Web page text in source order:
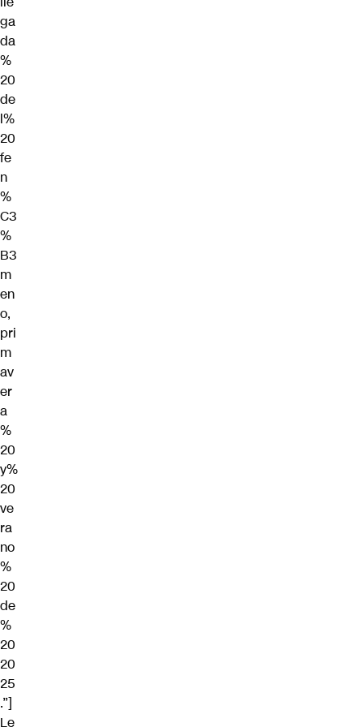
ga
da
%
20
de
l%
20
fe
n
%
C3
%
B3
m
en
o,
pri
m
av
er
a
%
20
y%
20
ve
ra
no
%
20
de
%
20
20
25
.”]
Le